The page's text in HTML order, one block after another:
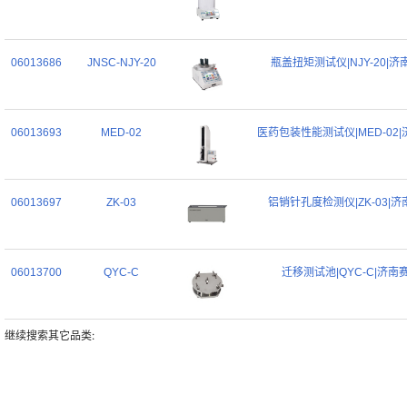
06013686 JNSC-NJY-20 瓶盖扭矩测试仪|NJY-20|济
06013693 MED-02 医药包装性能测试仪|MED-02|
06013697 ZK-03 铝销针孔度检测仪|ZK-03|济
06013700 QYC-C 迁移测试池|QYC-C|济南
继续搜索其它品类: